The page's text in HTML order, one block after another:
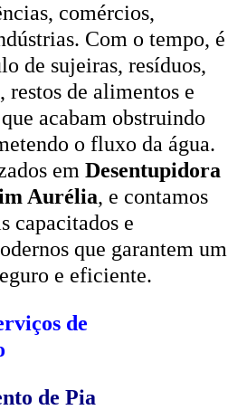
comércios,
Com o tempo, é
de sujeiras, resíduos,
restos de alimentos e
acabam obstruindo
o fluxo da água.
em Desentupidora
Aurélia, e contamos
capacitados e
que garantem um
e eficiente.
de
de Pia